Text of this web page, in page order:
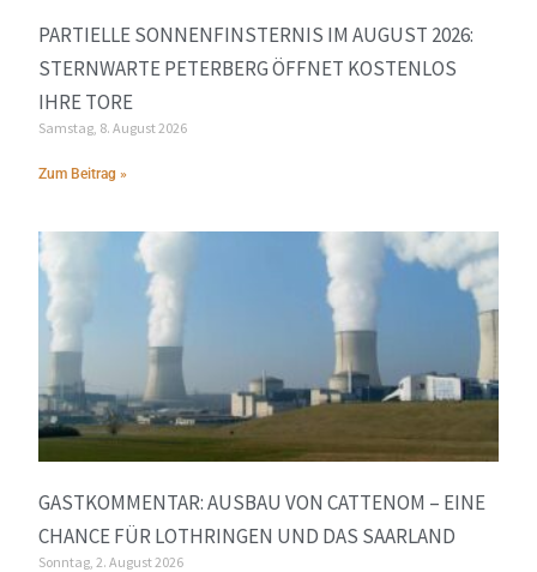
PARTIELLE SONNENFINSTERNIS IM AUGUST 2026:
STERNWARTE PETERBERG ÖFFNET KOSTENLOS
IHRE TORE
Samstag, 8. August 2026
Zum Beitrag »
GASTKOMMENTAR: AUSBAU VON CATTENOM – EINE
CHANCE FÜR LOTHRINGEN UND DAS SAARLAND
Sonntag, 2. August 2026